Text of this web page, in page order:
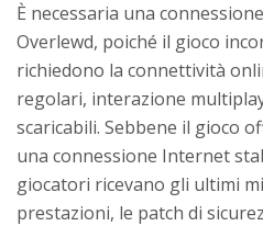
È necessaria una
Overlewd, poiché il gioco
richiedono la connettività
regolari, interazione
scaricabili. Sebbene il gioco
una connessione Internet
giocatori ricevano gli ultimi
prestazioni, le patch di